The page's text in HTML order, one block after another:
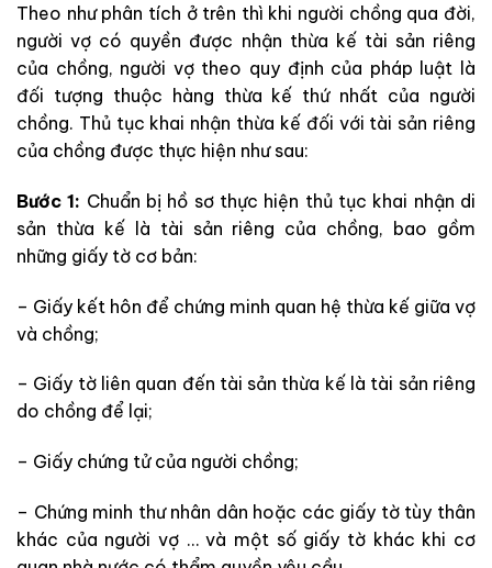
Theo như phân tích ở trên thì khi người chồng qua đời,
người vợ có quyền được nhận thừa kế tài sản riêng
của chồng, người vợ theo quy định của pháp luật là
đối tượng thuộc hàng thừa kế thứ nhất của người
chồng. Thủ tục khai nhận thừa kế đối với tài sản riêng
của chồng được thực hiện như sau:
Bước 1: Chuẩn bị hồ sơ thực hiện thủ tục khai nhận di
sản thừa kế là tài sản riêng của chồng, bao gồm
những giấy tờ cơ bản:
– Giấy kết hôn để chứng minh quan hệ thừa kế giữa vợ
và chồng;
– Giấy tờ liên quan đến tài sản thừa kế là tài sản riêng
do chồng để lại;
– Giấy chứng tử của người chồng;
– Chứng minh thư nhân dân hoặc các giấy tờ tùy thân
khác của người vợ … và một số giấy tờ khác khi cơ